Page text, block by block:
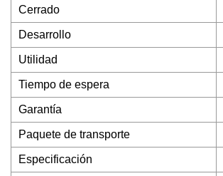
Cerrado
Desarrollo
Utilidad
Tiempo de espera
Garantía
Paquete de transporte
Especificación